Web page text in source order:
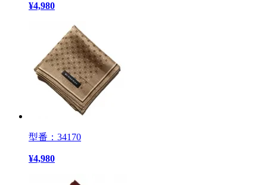
¥4,980
型番：34170
¥4,980